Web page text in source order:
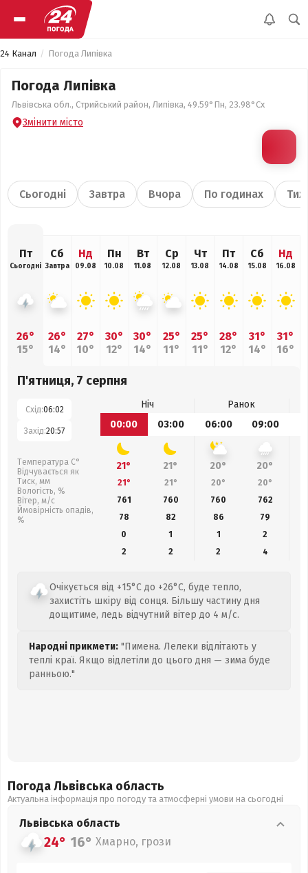
24 Канал Погода Липівка
Погода Липівка
Львівська обл., Стрийський район, Липівка, 49.59°Пн, 23.98°Сх
Змінити місто
Сьогодні Завтра Вчора По годинах
Пт
Сьогодні
26°
15°
Сб
Завтра
26°
14°
Нд
09.08
27°
10°
Пн
10.08
30°
12°
Вт
11.08
30°
14°
Ср
12.08
25°
11°
Чт
13.08
25°
11°
Пт
14.08
28°
12°
Сб
15.08
31°
14°
Нд
16.08
31°
16°
П'ятниця, 7 серпня
Схід:06:02
Захід:20:57
Температура С°
Відчувається як
Тиск, мм
Вологість, %
Вітер, м/с
Ймовірність опадів,
%
Ніч
Ранок
00:00
03:00 06:00 09:00
21° 21° 20° 20°
21° 21° 20° 20°
761
760 760 762
78
82 86 79
0
1 1
2
2
2 2 4
Очікується від +15°C до +26°C, буде тепло,
захистіть шкіру від сонця. Більшу частину дня
дощитиме, ледь відчутний вітер до 4 м/с.
Народні прикмети: "Пимена. Лелеки відлітають у
теплі краї. Якщо відлетіли до цього дня — зима буде
ранньою."
Погода Львівська область
Актуальна інформація про погоду та атмосферні умови на сьогодні
Львівська область
24° 16° Хмарно, грози